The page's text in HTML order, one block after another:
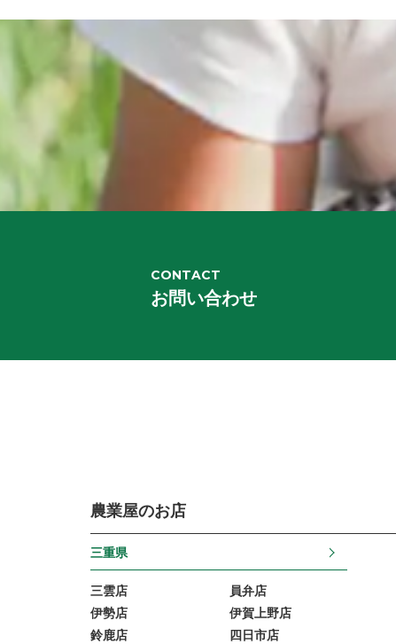
CONTACT
お問い合わせ
農業屋のお店
三重県
三雲店
伊勢店
鈴鹿店
員弁店
伊賀上野店
四日市店